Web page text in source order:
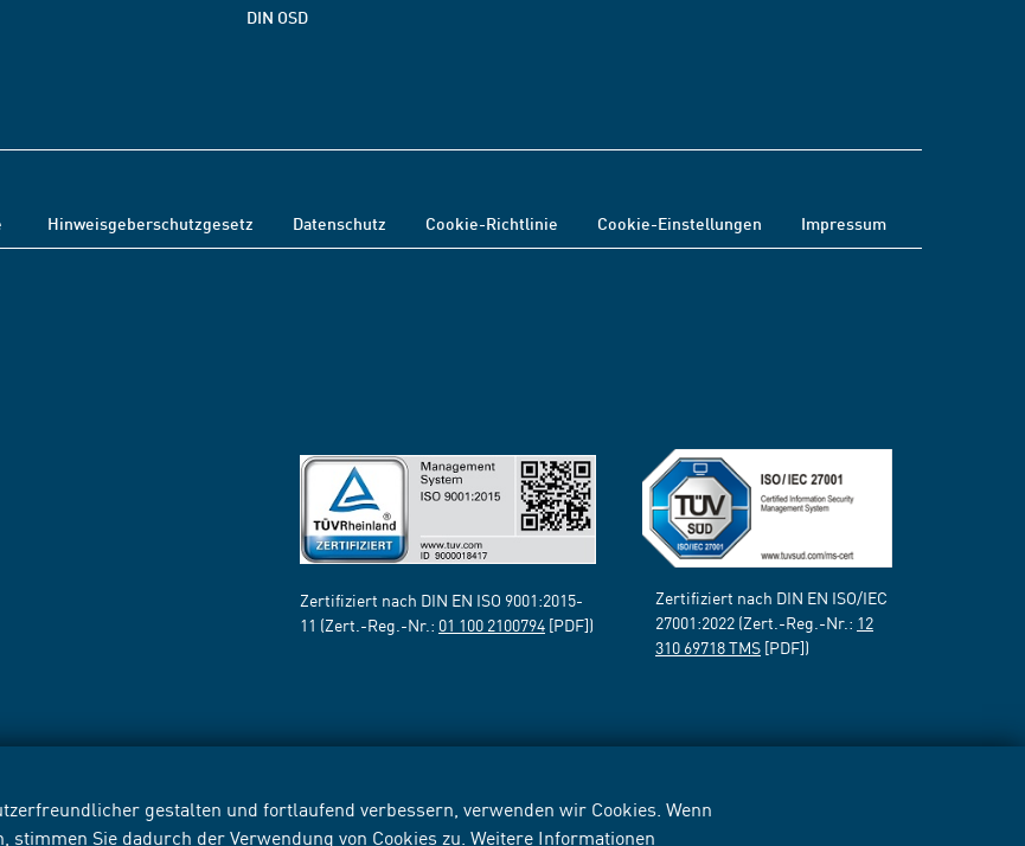
gestalten und fortlaufend verbessern, verwenden wir Cookies. Wenn
stimmen Sie dadurch der Verwendung von Cookies zu. Weitere Informationen
DIN OSD
Hinweisgeberschutzgesetz Datenschutz Cookie-Richtlinie Cookie-Einstellungen Impressum
Zertifiziert nach DIN EN ISO 9001:2015-
11 (Zert.-Reg.-Nr.: 01 100 2100794 [PDF])
Zertifiziert nach DIN EN ISO/IEC
27001:2022 (Zert.-Reg.-Nr.: 12
310 69718 TMS [PDF])